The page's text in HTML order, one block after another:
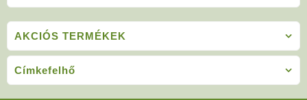
AKCIÓS TERMÉKEK
Címkefelhő